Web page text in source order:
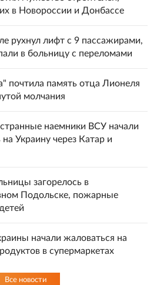
в Новороссии и Донбассе
рухнул лифт с 9 пассажирами,
в больницу с переломами
почтила память отца Лионеля
молчания
наемники ВСУ начали
Украину через Катар и
загорелось в
Подольске, пожарные
начали жаловаться на
в супермаркетах
Все новости